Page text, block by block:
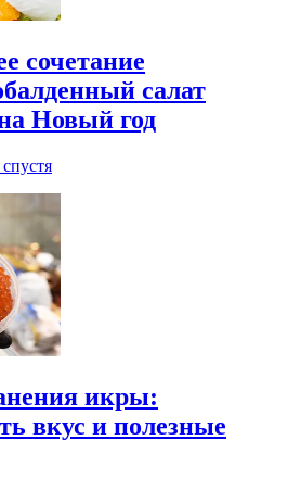
сочетание
салат
Новый год
икры:
вкус и полезные